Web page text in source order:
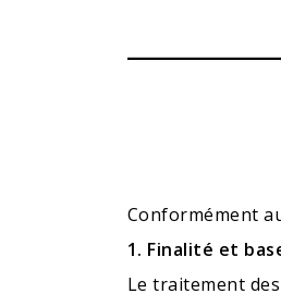
Conformément
1. Finalité et
Le traitement